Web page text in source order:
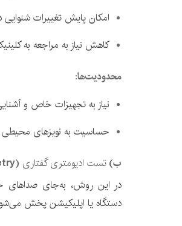
امکان پایش تغییرات
کاهش نیاز به مراجعه به
محدودیت‌ها:
نیاز به تجهیزات خاص و
حساسیت به نویزهای محیطی
ب)تست ادیومتری گفتاری (Speech Audiometry)
در این روش، به‌جای صداهای
دستگاه یا اپلیکیشن پخش